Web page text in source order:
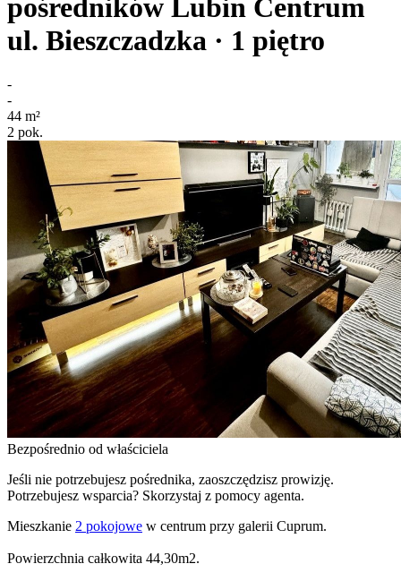
pośredników Lubin Centrum
ul. Bieszczadzka · 1 piętro
-
-
44 m²
2 pok.
Bezpośrednio od właściciela
Jeśli nie potrzebujesz pośrednika, zaoszczędzisz prowizję.
Potrzebujesz wsparcia? Skorzystaj z pomocy agenta.
Mieszkanie 2 pokojowe w centrum przy galerii Cuprum.
Powierzchnia całkowita 44,30m2.